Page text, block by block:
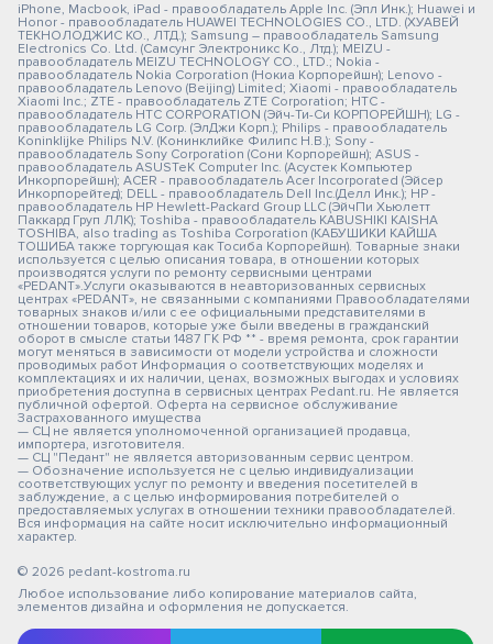
iPhone, Macbook, iPad - правообладатель Apple Inc. (Эпл Инк.); Huawei и
Honor - правообладатель HUAWEI TECHNOLOGIES CO., LTD. (ХУАВЕЙ
ТЕКНОЛОДЖИС КО., ЛТД.); Samsung – правообладатель Samsung
Electronics Co. Ltd. (Самсунг Электроникс Ко., Лтд.); MEIZU -
правообладатель MEIZU TECHNOLOGY CO., LTD.; Nokia -
правообладатель Nokia Corporation (Нокиа Корпорейшн); Lenovo -
правообладатель Lenovo (Beijing) Limited; Xiaomi - правообладатель
Xiaomi Inc.; ZTE - правообладатель ZTE Corporation; HTC -
правообладатель HTC CORPORATION (Эйч-Ти-Си КОРПОРЕЙШН); LG -
правообладатель LG Corp. (ЭлДжи Корп.); Philips - правообладатель
Koninklijke Philips N.V. (Конинклийке Филипс Н.В.); Sony -
правообладатель Sony Corporation (Сони Корпорейшн); ASUS -
правообладатель ASUSTeK Computer Inc. (Асустек Компьютер
Инкорпорейшн); ACER - правообладатель Acer Incorporated (Эйсер
Инкорпорейтед); DELL - правообладатель Dell Inc.(Делл Инк.); HP -
правообладатель HP Hewlett-Packard Group LLC (ЭйчПи Хьюлетт
Паккард Груп ЛЛК); Toshiba - правообладатель KABUSHIKI KAISHA
TOSHIBA, also trading as Toshiba Corporation (КАБУШИКИ КАЙША
ТОШИБА также торгующая как Тосиба Корпорейшн). Товарные знаки
используется с целью описания товара, в отношении которых
производятся услуги по ремонту сервисными центрами
«PEDANT».Услуги оказываются в неавторизованных сервисных
центрах «PEDANT», не связанными с компаниями Правообладателями
товарных знаков и/или с ее официальными представителями в
отношении товаров, которые уже были введены в гражданский
оборот в смысле статьи 1487 ГК РФ ** - время ремонта, срок гарантии
могут меняться в зависимости от модели устройства и сложности
проводимых работ Информация о соответствующих моделях и
комплектациях и их наличии, ценах, возможных выгодах и условиях
приобретения доступна в сервисных центрах Pedant.ru. Не является
публичной офертой. Оферта на сервисное обслуживание
Застрахованного имущества
— СЦ не является уполномоченной организацией продавца,
импортера, изготовителя.
— СЦ "Педант" не является авторизованным сервис центром.
— Обозначение используется не с целью индивидуализации
соответствующих услуг по ремонту и введения посетителей в
заблуждение, а с целью информирования потребителей о
предоставляемых услугах в отношении техники правообладателей.
Вся информация на сайте носит исключительно информационный
характер.
© 2026 pedant-kostroma.ru
Любое использование либо копирование материалов сайта,
элементов дизайна и оформления не допускается.